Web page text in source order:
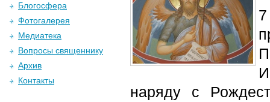
наряду с
Блогосфера
Фотогалерея
Медиатека
Вопросы священнику
Архив
Контакты